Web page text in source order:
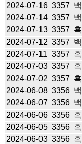
2024-07-16 3357
2024-07-14 3357
2024-07-13 3357
2024-07-12 3357
2024-07-11 3357
2024-07-03 3357
2024-07-02 3357
2024-06-08 3356
2024-06-07 3356
2024-06-06 3356
2024-06-05 3356
2024-06-03 3356